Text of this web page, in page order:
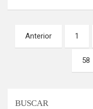
Paginación
de
Anterior 1
58
BUSCAR